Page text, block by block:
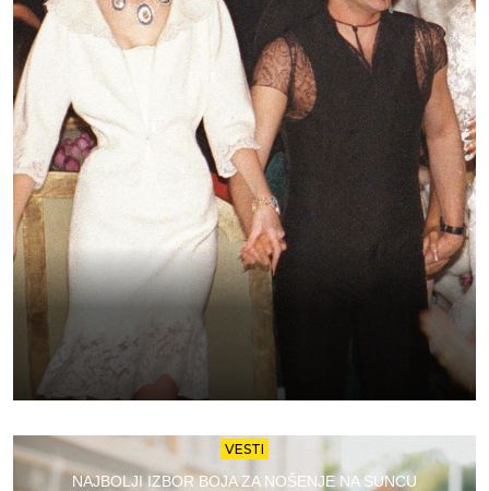
VESTI
NAJBOLJI IZBOR BOJA ZA NOŠENJE NA SUNCU